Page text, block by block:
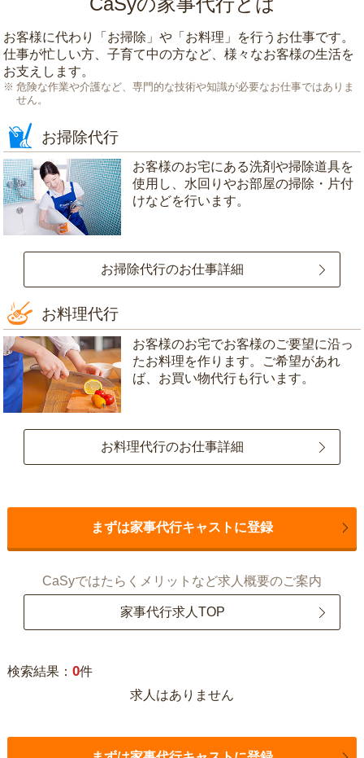
お客様に代わり「 お掃除 」や「 お料理 」を行うお仕事です。
仕事が忙しい方、子育て中の方など、様々なお客様の生活を
お支えします。
危険な作業や介護など、専門的な技術や知識が必要なお仕事ではありま
せん。
お掃除代行
お客様のお宅にある洗剤や掃除道具を
使用し、水回りやお部屋の掃除・片付
けなどを行います。
お掃除代行のお仕事詳細
お料理代行
お客様のお宅でお客様のご要望に沿っ
たお料理を作ります。ご希望があれ
ば、お買い物代行も行います。
お料理代行のお仕事詳細
まずは家事代行キャストに登録
CaSyではたらくメリットなど求人概要のご案内
家事代行求人TOP
検索結果： 0件
求人はありません